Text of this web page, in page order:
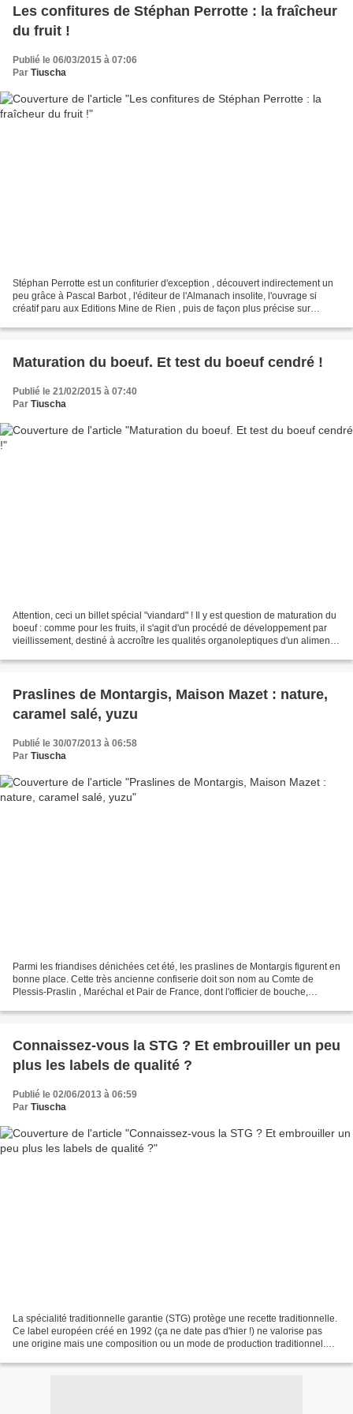
Les confitures de Stéphan Perrotte : la fraîcheur
du fruit !
Publié le 06/03/2015 à 07:06
Par Tiuscha
Stéphan Perrotte est un confiturier d'exception , découvert indirectement un
peu grâce à Pascal Barbot , l'éditeur de l'Almanach insolite, l'ouvrage si
créatif paru aux Editions Mine de Rien , puis de façon plus précise sur
Maturation du boeuf. Et test du boeuf cendré !
Publié le 21/02/2015 à 07:40
Par Tiuscha
Attention, ceci un billet spécial "viandard" ! Il y est question de maturation du
boeuf : comme pour les fruits, il s'agit d'un procédé de développement par
vieillissement, destiné à accroître les qualités organoleptiques d'un aliment,
Praslines de Montargis, Maison Mazet : nature,
caramel salé, yuzu
Publié le 30/07/2013 à 06:58
Par Tiuscha
Parmi les friandises dénichées cet été, les praslines de Montargis figurent en
bonne place. Cette très ancienne confiserie doit son nom au Comte de
Plessis-Praslin , Maréchal et Pair de France, dont l'officier de bouche,
Connaissez-vous la STG ? Et embrouiller un peu
plus les labels de qualité ?
Publié le 02/06/2013 à 06:59
Par Tiuscha
La spécialité traditionnelle garantie (STG) protège une recette traditionnelle.
Ce label européen créé en 1992 (ça ne date pas d'hier !) ne valorise pas
une origine mais une composition ou un mode de production traditionnel.